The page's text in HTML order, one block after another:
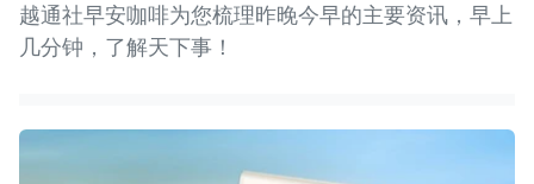
越通社早安咖啡为您梳理昨晚今早的主要资讯，早上
几分钟，了解天下事！